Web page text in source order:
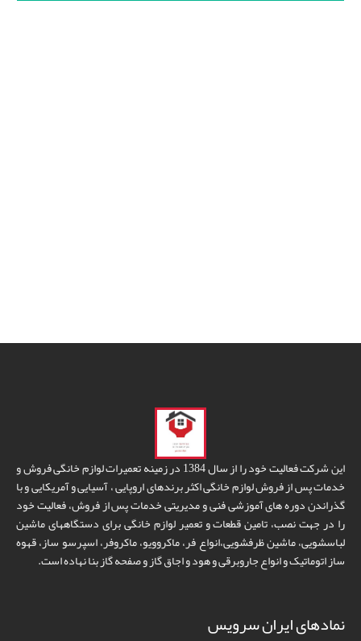
این شرکت فعالیت خود را از سال 1384 در زمینه تعمیرات لوازم خانگی فروش و
خدمات پس از فروش لوازم خانگی اکثر برندهای اروپایی ، آسیایی و آمریکایی و با
گذراندن دوره های آموزشی فنی و مدیریتی خدمات پس از فروش، فعالیت خود
را در جهت نصب، تامین قطعات و تعمیر لوازم خانگی برای دستگاههای ماشین
لباسشویی، ماشین ظرفشویی،انواع فر، ماکروویو، ماکروفر، اسپرسو ساز، قهوه
ساز اتوماتیک و انواع جاروبرقی و هود و اجاق گاز و صفحه گاز بنا نهاده است.
نمادهای ایران سرویس